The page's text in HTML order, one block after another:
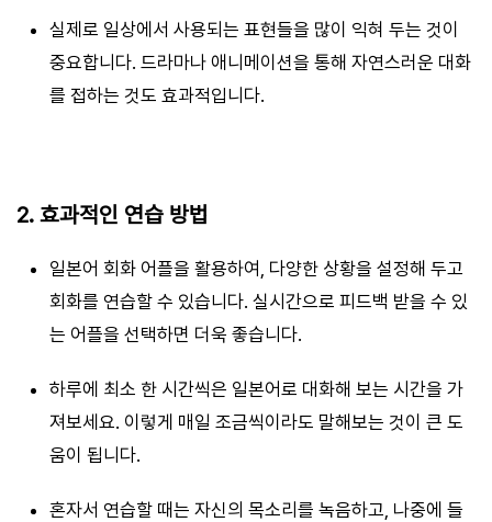
실제로 일상에서 사용되는 표현들을 많이 익혀 두는 것이
중요합니다. 드라마나 애니메이션을 통해 자연스러운 대화
를 접하는 것도 효과적입니다.
2. 효과적인 연습 방법
일본어 회화 어플을 활용하여, 다양한 상황을 설정해 두고
회화를 연습할 수 있습니다. 실시간으로 피드백 받을 수 있
는 어플을 선택하면 더욱 좋습니다.
하루에 최소 한 시간씩은 일본어로 대화해 보는 시간을 가
져보세요. 이렇게 매일 조금씩이라도 말해보는 것이 큰 도
움이 됩니다.
혼자서 연습할 때는 자신의 목소리를 녹음하고, 나중에 들